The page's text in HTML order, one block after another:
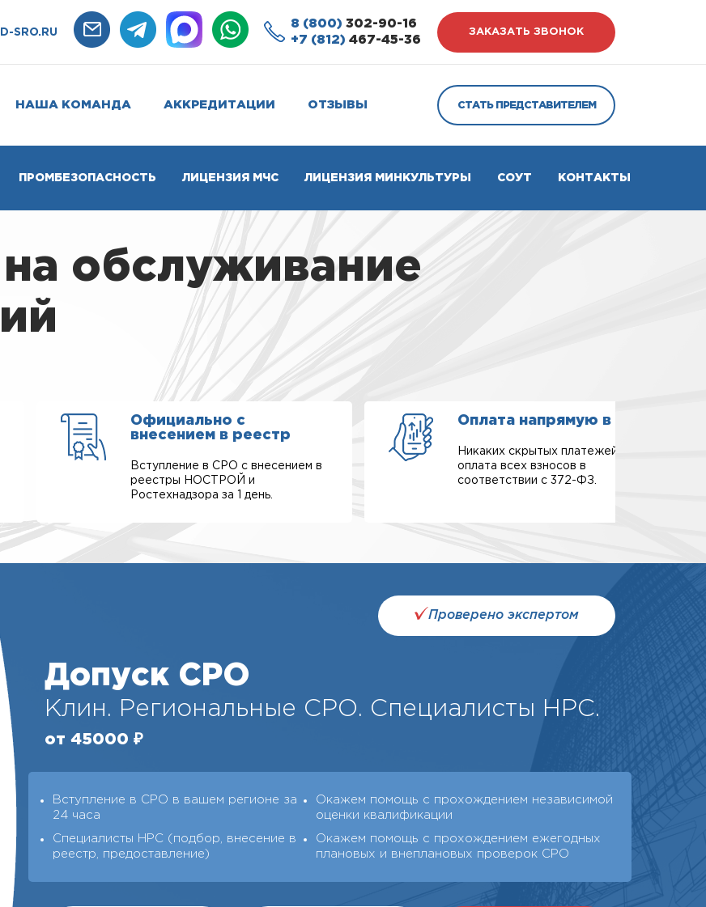
SRO.RU
8 (800) 302-90-16
+7 (812) 467-45-36
ЗАКАЗАТЬ ЗВОНОК
НАША КОМАНДА АККРЕДИТАЦИИ ОТЗЫВЫ СТАТЬ ПРЕДСТАВИТЕЛЕМ
ПРОМБЕЗОПАСНОСТЬ ЛИЦЕНЗИЯ МЧС ЛИЦЕНЗИЯ МИНКУЛЬТУРЫ СОУТ КОНТАКТЫ
обслуживание
Официально с
внесением в реестр
Вступление в СРО с внесением в
реестры НОСТРОЙ и
Ростехнадзора за 1 день.
Оплата напрямую в СРО
Никаких скрытых платежей,
оплата всех взносов в
соответствии с 372-ФЗ.
Проверено экспертом
Допуск СРО
Клин. Региональные СРО. Специалисты НРС.
от 45000 ₽
Вступление в СРО в вашем регионе за
24 часа
Окажем помощь с прохождением независимой
оценки квалификации
Специалисты НРС (подбор, внесение в
реестр, предоставление)
Окажем помощь с прохождением ежегодных
плановых и внеплановых проверок СРО